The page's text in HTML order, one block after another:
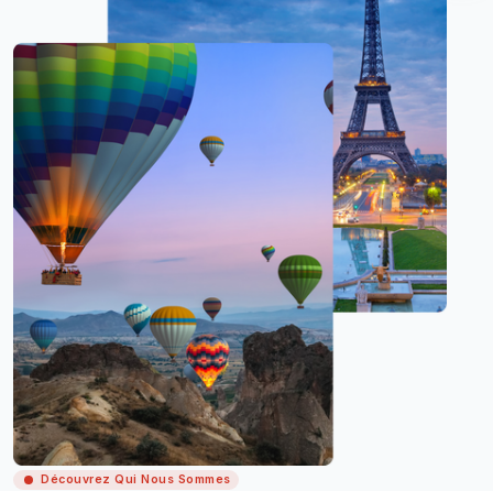
Découvrez Qui Nous Sommes